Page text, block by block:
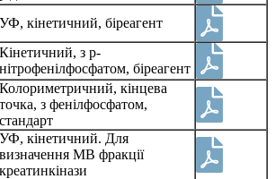
УФ, кінетичний, біреагент
Кінетичний, з р-
нітрофенілфосфатом, біреагент
Колориметричний, кінцева
точка, з фенілфосфатом,
стандарт
УФ, кінетичний. Для
визначення МВ фракції
креатинкінази